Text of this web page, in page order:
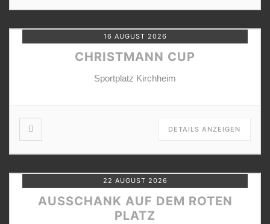
16 AUGUST 2026
CHRISTMANN CUP
Sportplatz Kirchheim
DETAILS ANZEIGEN
22 AUGUST 2026
AUSSCHANK AUF DEM ROTEN
PLATZ